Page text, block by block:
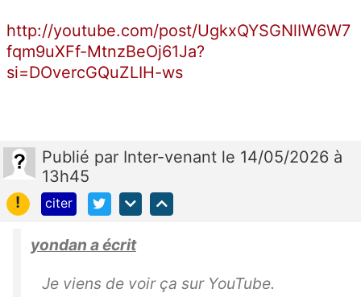
http://youtube.com/post/UgkxQYSGNlIW6W7
fqm9uXFf-MtnzBeOj61Ja?
si=DOvercGQuZLIH-ws
Publié par Inter-venant le 14/05/2026 à
13h45
!
citer
yondan a écrit
Je viens de voir ça sur YouTube.